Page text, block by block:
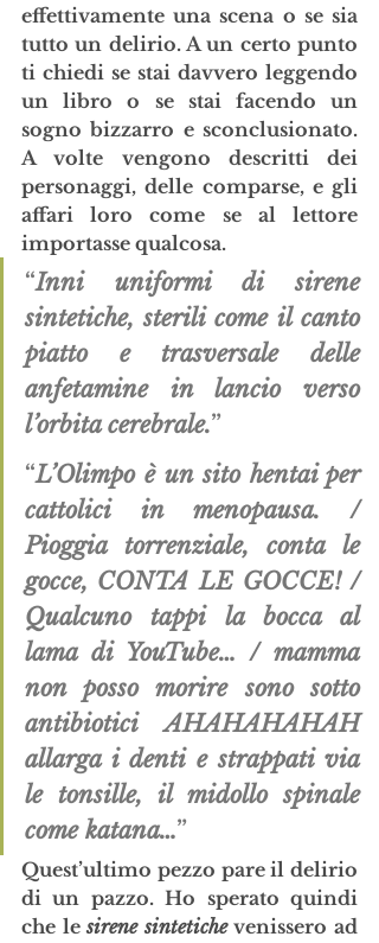
effettivamente una scena o se sia
tutto un delirio. A un certo punto
ti chiedi se stai davvero leggendo
un libro o se stai facendo un
sogno bizzarro e sconclusionato.
A volte vengono descritti dei
personaggi, delle comparse, e gli
affari loro come se al lettore
importasse qualcosa.
“Inni uniformi di sirene
sintetiche, sterili come il canto
piatto e trasversale delle
anfetamine in lancio verso
l’orbita cerebrale.”
“L’Olimpo è un sito hentai per
cattolici in menopausa. /
Pioggia torrenziale, conta le
gocce, CONTA LE GOCCE! /
Qualcuno tappi la bocca al
lama di YouTube… / mamma
non posso morire sono sotto
antibiotici AHAHAHAHAH
allarga i denti e strappati via
le tonsille, il midollo spinale
come katana…”
Quest’ultimo pezzo pare il delirio
di un pazzo. Ho sperato quindi
che le sirene sintetiche venissero ad